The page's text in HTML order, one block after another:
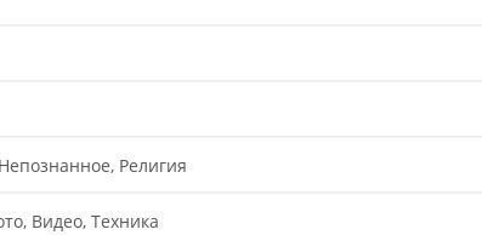
Религия
Видео, Техника